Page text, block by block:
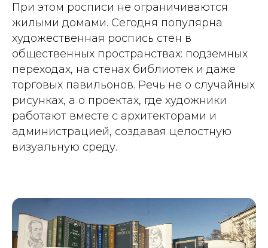
При этом росписи не ограничиваются
жилыми домами. Сегодня популярна
художественная роспись стен в
общественных пространствах: подземных
переходах, на стенах библиотек и даже
торговых павильонов. Речь не о случайных
рисунках, а о проектах, где художники
работают вместе с архитекторами и
администрацией, создавая целостную
визуальную среду.